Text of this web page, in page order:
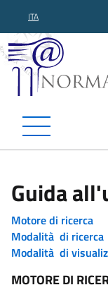
ITA
Guida
Motore di ricerca
Modalità di ricerca
Modalità di
MOTORE DI